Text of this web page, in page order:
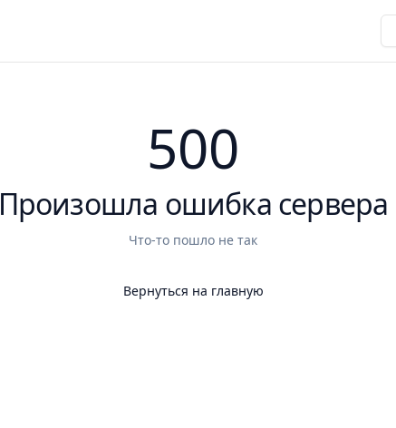
500
Произошла ошибка сервера
Что-то пошло не так
Вернуться на главную